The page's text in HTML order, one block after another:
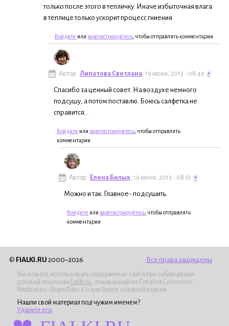
только после этого в тепличку. Иначе избыточная влага
в теплице только ускорит процесс гниения.
Войдите или зарегистрируйтесь , чтобы отправлять комментарии
Автор: Липатова Светлана, 19 июня, 2013 - 08:49 #
Спасибо за ценный совет. На воздухе немного
подсушу, а потом поставлю. Боюсь салфетка не
справится...
Войдите или зарегистрируйтесь , чтобы отправлять
комментарии
Автор: Елена Белых, 19 июня, 2013 - 08:51 #
Можно и так. Главное- подсушить.
Войдите или зарегистрируйтесь , чтобы отправлять
комментарии
© FIALKI.RU 2000–2026 Все права защищены
Вы можете использовать содержимое сайта при соблюдении
условий лицензии Fialki.ru, основанной на CreativeCommons
Attribution-ShareAlike 3.0 или более поздней версии.
Нашли свой материал под чужим именем?
Удалите его.